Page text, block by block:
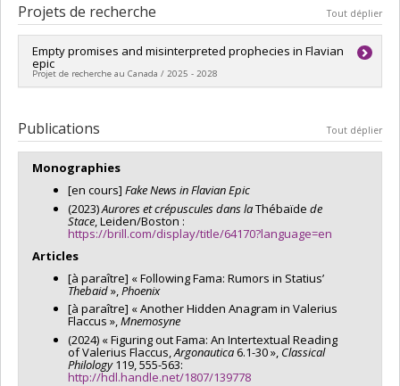
Projets de recherche Tout déplier
Empty promises and misinterpreted prophecies in Flavian
epic
Projet de recherche au Canada / 2025 - 2028
Sources de financement :
CRSH/Conseil de recherches en
sciences humaines du Canada
Programmes de subvention :PV153480-Subventions de
développement Savoir
Publications Tout déplier
Monographies
[en cours] Fake News in Flavian Epic
(2023)Aurores et crépusculesdans laThébaïde de
Stace, Leiden/Boston :
https://brill.com/display/title/64170?language=en
Articles
[à paraître] « Following Fama: Rumors in Statius’
Thebaid»,Phoenix
[à paraître] « Another Hidden Anagram in Valerius
Flaccus »,Mnemosyne
(2024) « Figuring out Fama: An Intertextual Reading
of Valerius Flaccus,Argonautica 6.1-30 », Classical
Philology119, 555-563:
http://hdl.handle.net/1807/139778